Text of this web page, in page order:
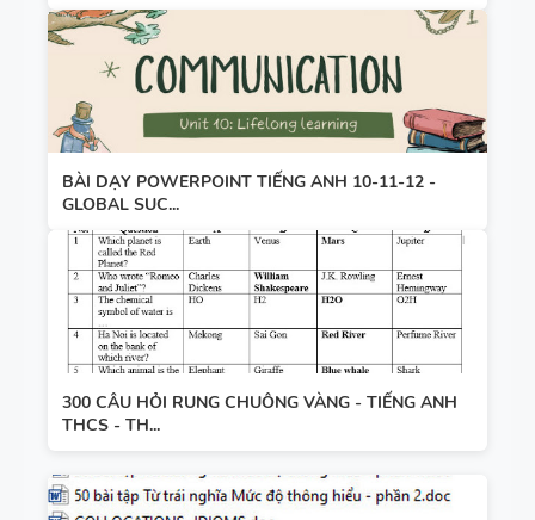
BÀI DẠY POWERPOINT TIẾNG ANH 10-11-12 -
GLOBAL SUC...
300 CÂU HỎI RUNG CHUÔNG VÀNG - TIẾNG ANH
THCS - TH...